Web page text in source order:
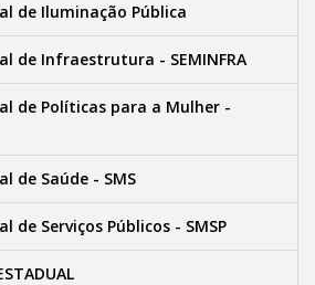
de Iluminação Pública
de Infraestrutura - SEMINFRA
de Políticas para a Mulher -
de Saúde - SMS
de Serviços Públicos - SMSP